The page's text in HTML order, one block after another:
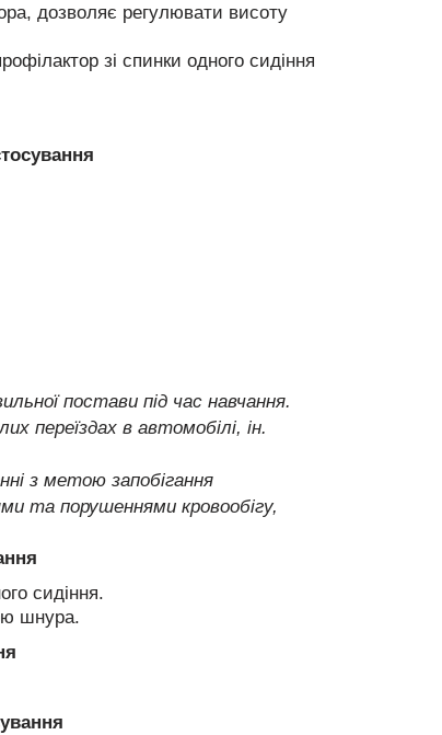
дозволяє регулювати висоту
зі спинки одного сидіння
постави під час навчання.
переїздах в автомобілі, ін.
з метою запобігання
та порушеннями кровообігу,
сидіння.
шнура.